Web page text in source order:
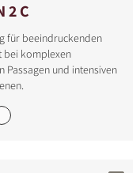
2 C
für beeindruckenden
bei komplexen
Passagen und intensiven